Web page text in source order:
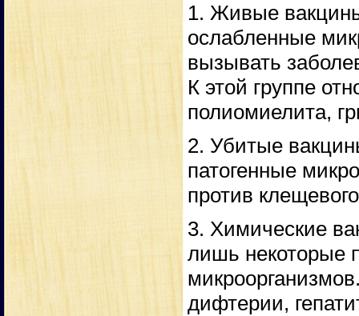
1. Живые
ослабленные
вызывать
К этой группе
полиомиелита,
2. Убитые
патогенные
против
3. Химические
лишь некоторые
дифтерии,